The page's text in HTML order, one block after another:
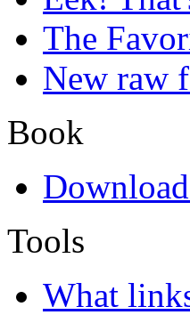
The
New raw
Book
Tools
What